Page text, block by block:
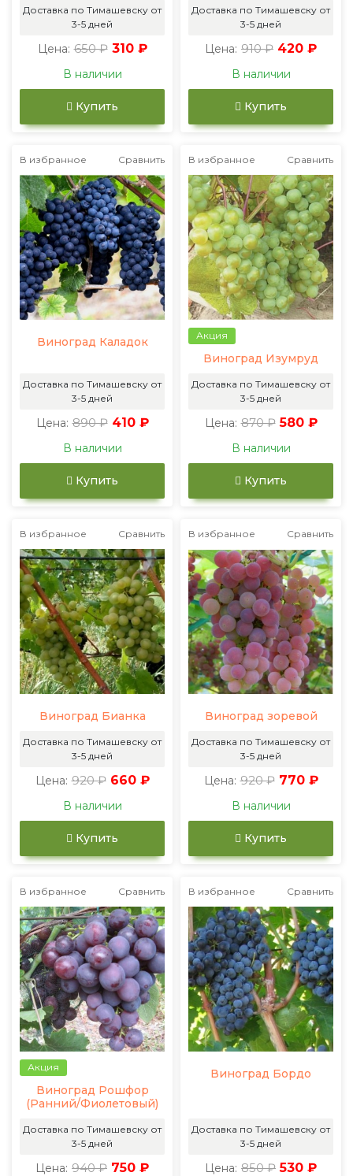
Доставка по Тимашевску от
3-5 дней
Цена: 650 ₽ 310 ₽
В наличии
Купить
Доставка по Тимашевску от
3-5 дней
Цена: 910 ₽ 420 ₽
В наличии
Купить
В избранное Сравнить
Виноград Каладок
Доставка по Тимашевску от
3-5 дней
Цена: 890 ₽ 410 ₽
В наличии
Купить
В избранное Сравнить
Акция
Виноград Изумруд
Доставка по Тимашевску от
3-5 дней
Цена: 870 ₽ 580 ₽
В наличии
Купить
В избранное Сравнить
Виноград Бианка
Доставка по Тимашевску от
3-5 дней
Цена: 920 ₽ 660 ₽
В наличии
Купить
В избранное Сравнить
Виноград зоревой
Доставка по Тимашевску от
3-5 дней
Цена: 920 ₽ 770 ₽
В наличии
Купить
В избранное Сравнить
Акция
Виноград Рошфор
(Ранний/Фиолетовый)
Доставка по Тимашевску от
3-5 дней
Цена: 940 ₽ 750 ₽
В избранное Сравнить
Виноград Бордо
Доставка по Тимашевску от
3-5 дней
Цена: 850 ₽ 530 ₽